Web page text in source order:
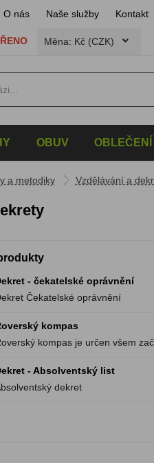
O nás Naše služby Kontakt
Měna: Kč (CZK)
OBUV OBLEČENÍ
a metodiky Vzdělávání a
- čekatelské oprávnění
Čekatelské oprávnění
kompas
kompas je určen všem
- Absolventský list
dekret